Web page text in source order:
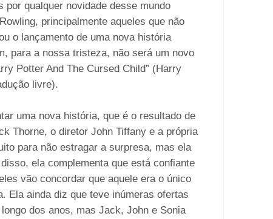
qualquer novidade desse mundo
principalmente aqueles que não
o lançamento de uma nova história
para a nossa tristeza, não será um novo
Potter And The Cursed Child” (Harry
livre).
uma nova história, que é o resultado de
Thorne, o diretor John Tiffany e a própria
para não estragar a surpresa, mas ela
ela complementa que está confiante
vão concordar que aquele era o único
Ela ainda diz que teve inúmeras ofertas
dos anos, mas Jack, John e Sonia